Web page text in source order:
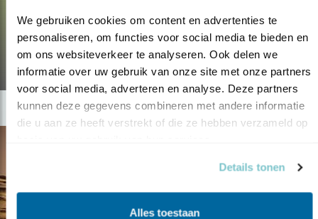
We gebruiken cookies om content en advertenties te
personaliseren, om functies voor social media te bieden en
om ons websiteverkeer te analyseren. Ook delen we
informatie over uw gebruik van onze site met onze partners
voor social media, adverteren en analyse. Deze partners
kunnen deze gegevens combineren met andere informatie
die u aan ze heeft verstrekt of die ze hebben verzameld op
Details tonen
Alles toestaan
GOLFBANEN
30.10.19